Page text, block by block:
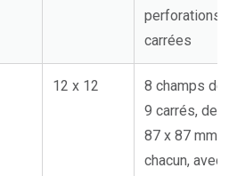
perforations
carrées
12 x 12
8 champs de
9 carrés, de
87 x 87 mm
chacun, avec